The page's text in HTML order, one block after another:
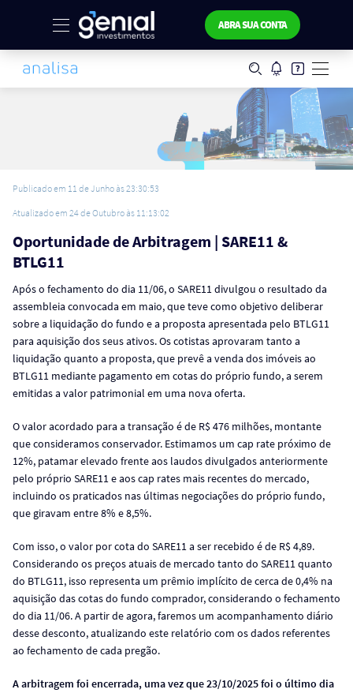
ABRA SUA CONTA
Publicado em 11 de Junho às 23:30:53
Atualizado em 24 de Outubro às 11:13:02
Oportunidade de Arbitragem | SARE11 &
BTLG11
Após o fechamento do dia 11/06, o SARE11 divulgou o resultado da
assembleia convocada em maio, que teve como objetivo deliberar
sobre a liquidação do fundo e a proposta apresentada pelo BTLG11
para aquisição dos seus ativos. Os cotistas aprovaram tanto a
liquidação quanto a proposta, que prevê a venda dos imóveis ao
BTLG11 mediante pagamento em cotas do próprio fundo, a serem
emitidas a valor patrimonial em uma nova oferta.
O valor acordado para a transação é de R$ 476 milhões, montante
que consideramos conservador. Estimamos um cap rate próximo de
12%, patamar elevado frente aos laudos divulgados anteriormente
pelo próprio SARE11 e aos cap rates mais recentes do mercado,
incluindo os praticados nas últimas negociações do próprio fundo,
que giravam entre 8% e 8,5%.
Com isso, o valor por cota do SARE11 a ser recebido é de R$ 4,89.
Considerando os preços atuais de mercado tanto do SARE11 quanto
do BTLG11, isso representa um prêmio implícito de cerca de 0,4% na
aquisição das cotas do fundo comprador, considerando o fechamento
do dia 11/06. A partir de agora, faremos um acompanhamento diário
desse desconto, atualizando este relatório com os dados referentes
ao fechamento de cada pregão.
A arbitragem foi encerrada, uma vez que 23/10/2025 foi o último dia